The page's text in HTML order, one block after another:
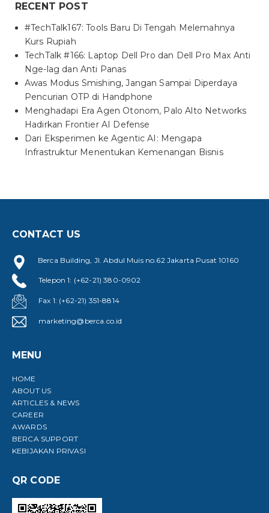
RECENT POST
#TechTalk167: Tools Baru Di Tengah Melemahnya
Kurs Rupiah
TechTalk #166: Laptop Dell Pro dan Dell Pro Max Anti
Nge-lag dan Anti Panas
Awas Modus Smishing, Jangan Sampai Diperdaya
Pencurian OTP di Handphone
Menghadapi Era Agen Otonom, Palo Alto Networks
Hadirkan Frontier AI Defense
Dari Eksperimen ke Agentic AI: Mengapa
Infrastruktur Menentukan Kemenangan Bisnis
CONTACT US
Berca Building, Jl. Abdul Muis no.62 Jakarta Pusat 10160
Telepon 1: (+62-21) 380-0902
Fax 1: (+62-21) 351-8814
marketing@berca.co.id
MENU
HOME
ABOUT US
ARTICLES & NEWS
CAREER
AWARDS
BERCA SUPPORT
KEBIJAKAN PRIVASI
QR CODE